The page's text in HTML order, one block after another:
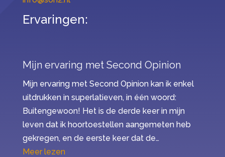
Ervaringen:
Mijn ervaring met Second Opinion
Mijn ervaring met Second Opinion kan ik enkel
uitdrukken in superlatieven, in één woord:
Buitengewoon! Het is de derde keer in mijn
leven dat ik hoortoestellen aangemeten heb
gekregen, en de eerste keer dat de…
Meer lezen“Mijn ervaring met Second Opinion”